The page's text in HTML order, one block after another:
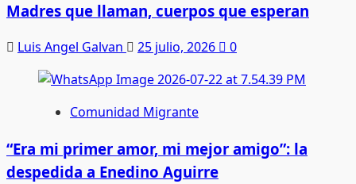
Madres que llaman, cuerpos que esperan
Luis Angel Galvan 25 julio, 2026 0
Comunidad Migrante
“Era mi primer amor, mi mejor amigo”: la
despedida a Enedino Aguirre